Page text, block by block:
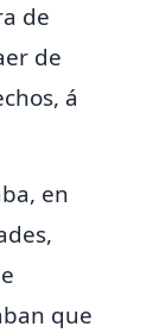
de
de
á
en
que